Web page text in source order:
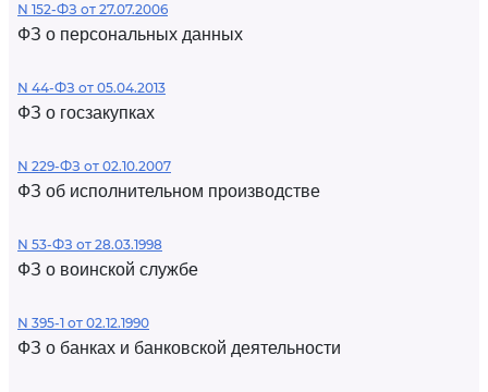
N 152-ФЗ от 27.07.2006
ФЗ о персональных данных
N 44-ФЗ от 05.04.2013
ФЗ о госзакупках
N 229-ФЗ от 02.10.2007
ФЗ об исполнительном производстве
N 53-ФЗ от 28.03.1998
ФЗ о воинской службе
N 395-1 от 02.12.1990
ФЗ о банках и банковской деятельности